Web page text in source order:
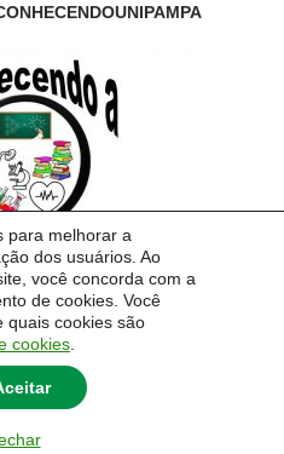
para melhorar a
dos usuários. Ao
você concorda com a
de cookies. Você
quais cookies são
cookies
- UNIPAMPA